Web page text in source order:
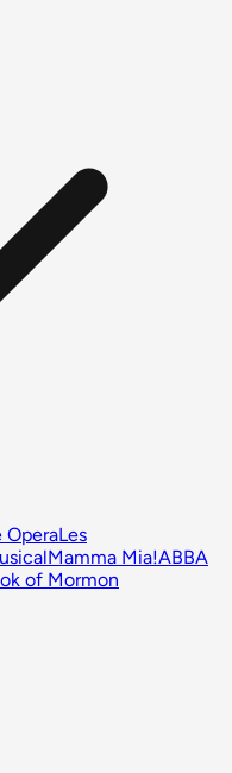
OperaLes
Mamma Mia!ABBA
of Mormon